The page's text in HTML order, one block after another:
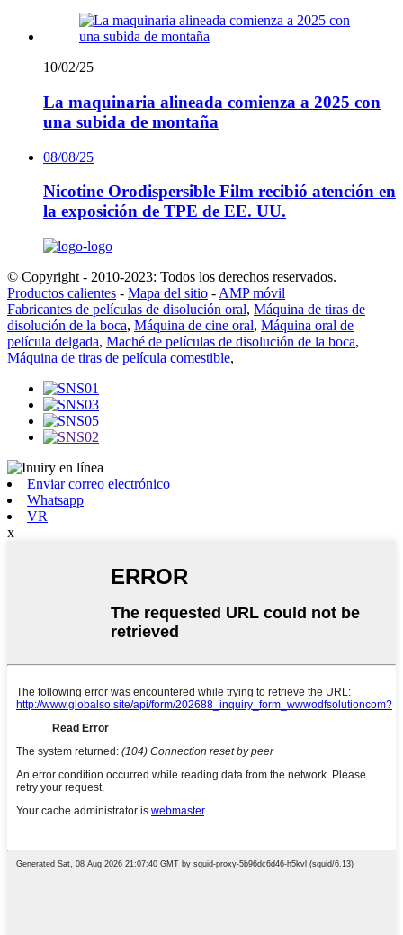
10/02/25
La maquinaria alineada comienza a 2025 con
una subida de montaña
08/08/25
Nicotine Orodispersible Film recibió atención en
la exposición de TPE de EE. UU.
© Copyright - 2010-2023: Todos los derechos reservados.
Productos calientes - Mapa del sitio - AMP móvil
Fabricantes de películas de disolución oral, Máquina de tiras de
disolución de la boca, Máquina de cine oral, Máquina oral de
película delgada, Maché de películas de disolución de la boca,
Máquina de tiras de película comestible,
Enviar correo electrónico
Whatsapp
VR
x